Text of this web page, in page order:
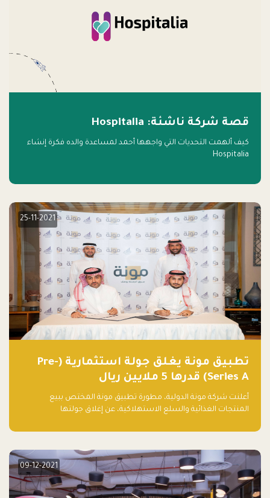
قصة شركة ناشئة: Hospitalia
كيف ألهمت التحديات التي واجهها أحمد لمساعدة والده فكرة إنشاء
Hospitalia
25-11-2021
تطبيق مونة يغلق جولة استثمارية (Pre-
Series A) قدرها 5 ملايين ريال
أعلنت شركة مونة الدولية، مطورة تطبيق مونة المختص ببيع
المنتجات الغذائية والسلع الاستهلاكية، عن إغلاق جولتها
دولار أمريكي)، بقيادة شركتي دعم المنشآت المحدودة وتسارع القابضة
09-12-2021